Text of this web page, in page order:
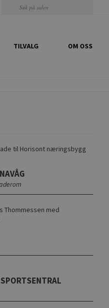
TILVALG OM OSS